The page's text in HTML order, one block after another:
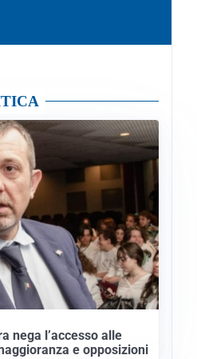
nega l’accesso alle
e opposizioni